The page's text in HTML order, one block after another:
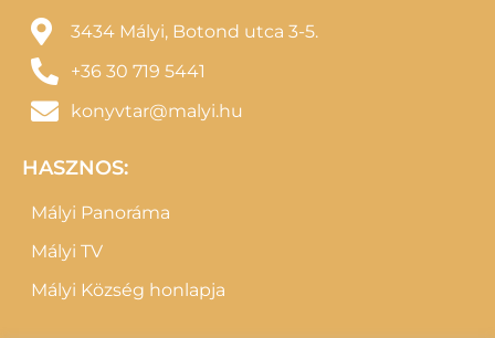
3434 Mályi, Botond utca 3-5.
+36 30 719 5441
konyvtar@malyi.hu
HASZNOS:
Mályi Panoráma
Mályi TV
Mályi Község honlapja